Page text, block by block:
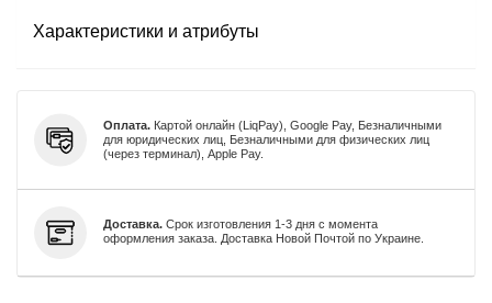
Характеристики и атрибуты
Оплата. Картой онлайн (LiqPay), Google Pay, Безналичными
для юридических лиц, Безналичными для физических лиц
(через терминал), Apple Pay.
Доставка. Срок изготовления 1-3 дня с момента
оформления заказа. Доставка Новой Почтой по Украине.